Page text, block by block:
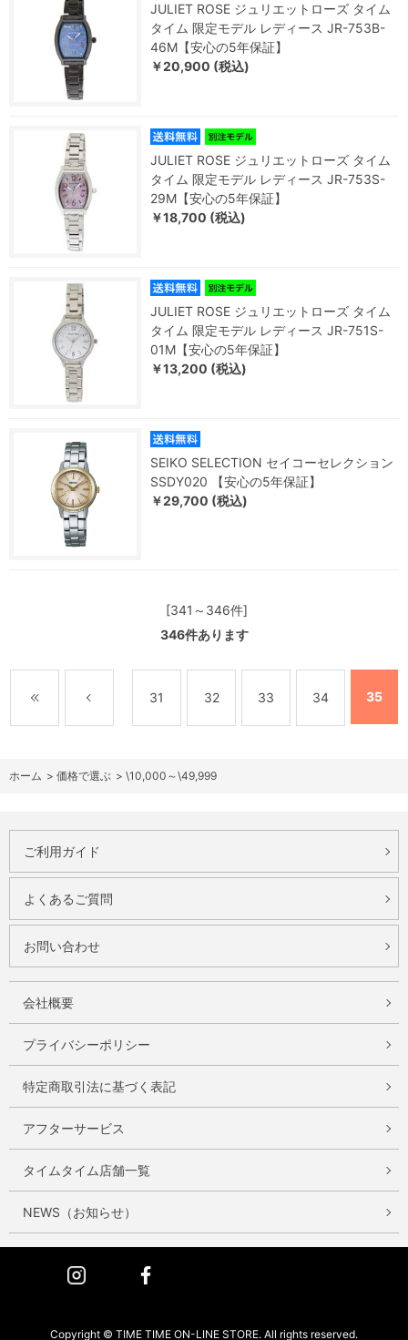
JULIET ROSE ジュリエットローズ タイム
タイム 限定モデル レディース JR-753B-
46M【安心の5年保証】
￥20,900 (税込)
JULIET ROSE ジュリエットローズ タイム
タイム 限定モデル レディース JR-753S-
29M【安心の5年保証】
￥18,700 (税込)
JULIET ROSE ジュリエットローズ タイム
タイム 限定モデル レディース JR-751S-
01M【安心の5年保証】
￥13,200 (税込)
SEIKO SELECTION セイコーセレクション
SSDY020 【安心の5年保証】
￥29,700 (税込)
[341～346件]
346件あります
31 32 33 34 35
ホーム > 価格で選ぶ > \10,000～\49,999
ご利用ガイド
よくあるご質問
お問い合わせ
会社概要
プライバシーポリシー
特定商取引法に基づく表記
アフターサービス
タイムタイム店舗一覧
NEWS（お知らせ）
Instagram
Copyright © TIME TIME ON-LINE STORE. All rights reserved.